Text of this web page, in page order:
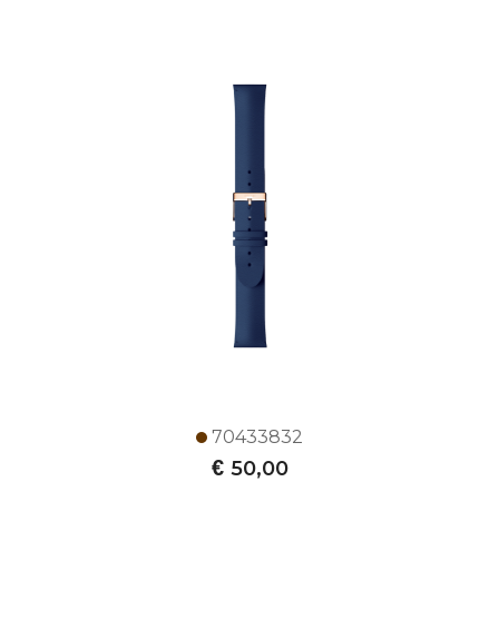
70433832
€ 50,00